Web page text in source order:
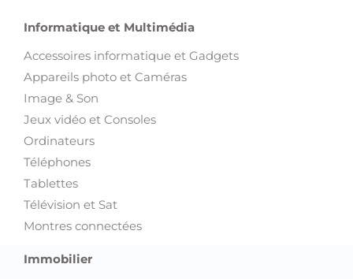
Informatique et Multimédia
Accessoires informatique et Gadgets
Appareils photo et Caméras
Image & Son
Jeux vidéo et Consoles
Ordinateurs
Téléphones
Tablettes
Télévision et Sat
Montres connectées
Immobilier